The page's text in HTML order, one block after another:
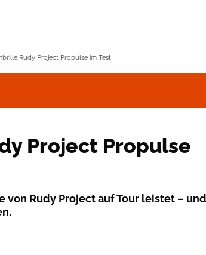
Rudy Project Propulse im Test
Project Propulse
von Rudy Project auf Tour leistet – und